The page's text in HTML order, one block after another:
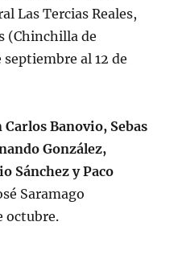
Las Tercias Reales,
(Chinchilla de
al 12 de
Carlos Banovio, Sebas
González,
Sánchez y Paco
Saramago
octubre.